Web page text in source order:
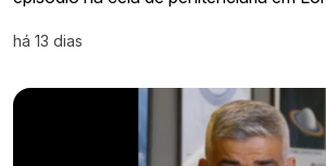
há 13 dias